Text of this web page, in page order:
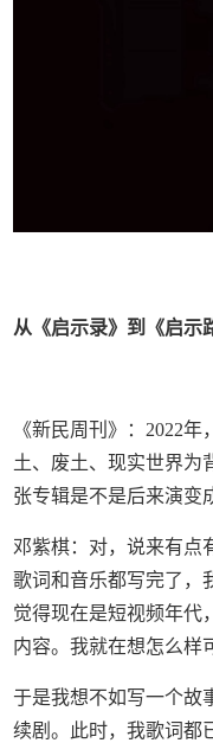
从《启示录》到《启示
《新民周刊》：2022
土、废土、现实世界为
张专辑是不是后来演变
邓紫棋：对，说来有点
歌词和音乐都写完了，
觉得现在是短视频年代
内容。我就在想怎么样
于是我想不如写一个故
续剧。此时，我歌词都